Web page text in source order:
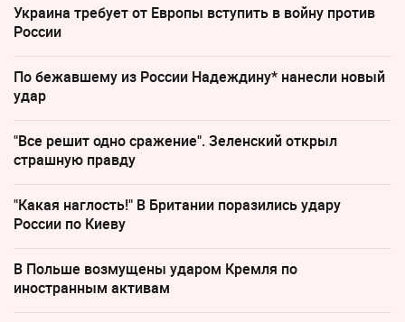
Украина требует от Европы вступить в войну против
России
По бежавшему из России Надеждину* нанесли новый
удар
"Все решит одно сражение". Зеленский открыл
страшную правду
"Какая наглость!" В Британии поразились удару
России по Киеву
В Польше возмущены ударом Кремля по
иностранным активам